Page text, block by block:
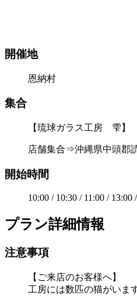
開催地
恩納村
集合
【琉球ガラス工房 雫】
店舗集合⇒沖縄県中頭郡
開始時間
10:00 / 10:30 / 11:00 / 13:00
プラン詳細情報
注意事項
【ご来店のお客様へ】
工房には数匹の猫がいま